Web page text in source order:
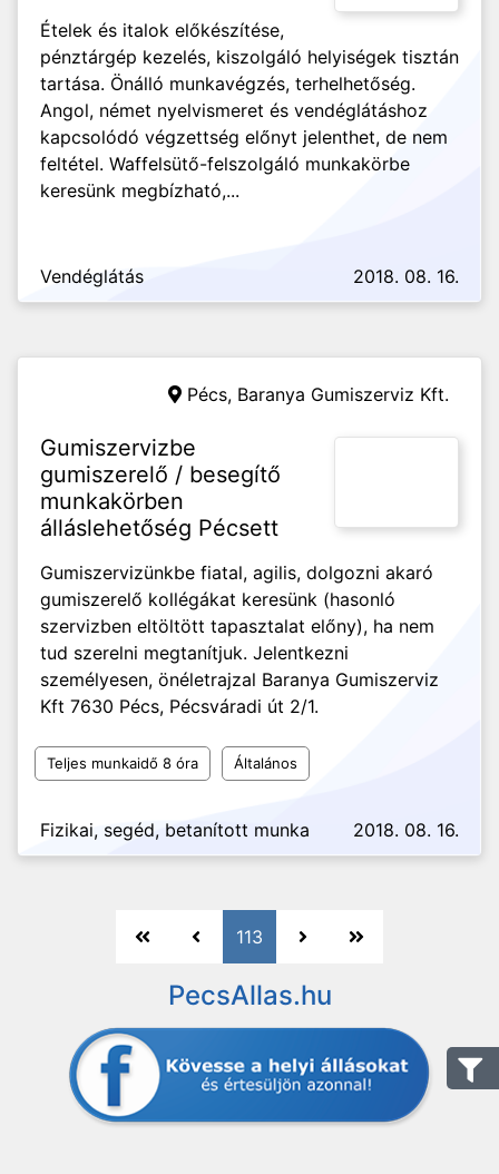
Ételek és italok előkészítése,
pénztárgép kezelés, kiszolgáló helyiségek tisztán
tartása. Önálló munkavégzés, terhelhetőség.
Angol, német nyelvismeret és vendéglátáshoz
kapcsolódó végzettség előnyt jelenthet, de nem
feltétel. Waffelsütő-felszolgáló munkakörbe
keresünk megbízható,...
Vendéglátás 2018. 08. 16.
Pécs, Baranya Gumiszerviz Kft.
Gumiszervizbe
gumiszerelő / besegítő
munkakörben
álláslehetőség Pécsett
Gumiszervizünkbe fiatal, agilis, dolgozni akaró
gumiszerelő kollégákat keresünk (hasonló
szervizben eltöltött tapasztalat előny), ha nem
tud szerelni megtanítjuk. Jelentkezni
személyesen, önéletrajzal Baranya Gumiszerviz
Kft 7630 Pécs, Pécsváradi út 2/1.
Teljes munkaidő 8 óra Általános
Fizikai, segéd, betanított munka 2018. 08. 16.
113
PecsAllas.hu